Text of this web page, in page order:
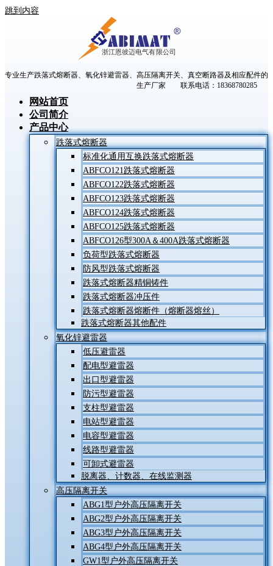
跳到内容
专业生产跌落式熔断器、氧化锌避雷器、高压隔离开关、真空断路器及相应配件的
生产厂家 联系电话：18368780285
网站首页
公司简介
产品中心
跌落式熔断器
标准化通用互换跌落式熔断器
ABFCO121跌落式熔断器
ABFCO122跌落式熔断器
ABFCO123跌落式熔断器
ABFCO124跌落式熔断器
ABFCO125跌落式熔断器
ABFCO126型300A＆400A跌落式熔断器
负荷型跌落式熔断器
防风型跌落式熔断器
跌落式熔断器精铜铸件
跌落式熔断器冲压件
跌落式熔断器熔断件（熔断器熔丝）
跌落式熔断器其他配件
氧化锌避雷器
低压避雷器
配电型避雷器
出口型避雷器
防污型避雷器
支柱型避雷器
电站型避雷器
电容型避雷器
线路型避雷器
可卸式避雷器
脱离器、计数器、在线监测器
高压隔离开关
ABG1型户外高压隔离开关
ABG2型户外高压隔离开关
ABG3型户外高压隔离开关
ABG4型户外高压隔离开关
GW1型户外高压隔离开关